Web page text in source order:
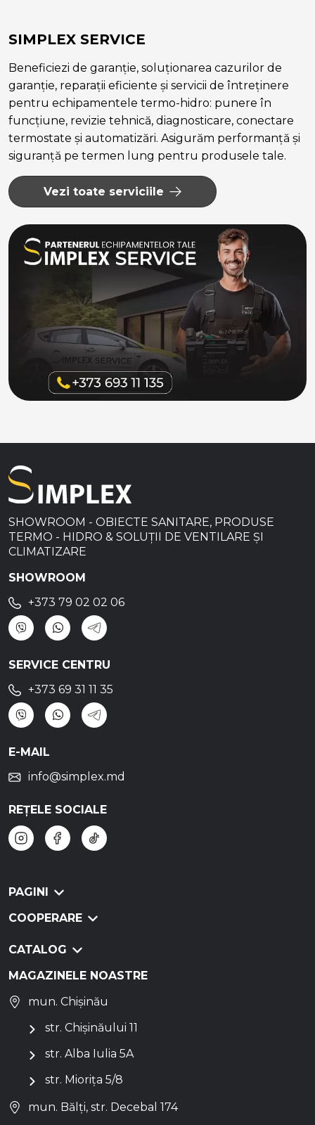
SIMPLEX SERVICE
Beneficiezi de garanție, soluționarea cazurilor de
garanție, reparații eficiente și servicii de întreținere
pentru echipamentele termo-hidro: punere în
funcțiune, revizie tehnică, diagnosticare, conectare
termostate și automatizări. Asigurăm performanță și
siguranță pe termen lung pentru produsele tale.
Vezi toate serviciile
SHOWROOM - OBIECTE SANITARE, PRODUSE
TERMO - HIDRO & SOLUȚII DE VENTILARE ȘI
CLIMATIZARE
SHOWROOM
+373 79 02 02 06
SERVICE CENTRU
+373 69 31 11 35
E-MAIL
info@simplex.md
REȚELE SOCIALE
PAGINI
COOPERARE
CATALOG
MAGAZINELE NOASTRE
mun. Chișinău
str. Chișinăului 11
str. Alba Iulia 5A
str. Miorița 5/8
mun. Bălți, str. Decebal 174